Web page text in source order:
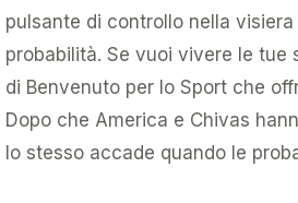
pulsante di controllo nella
probabilità. Se vuoi vivere le tue
di Benvenuto per lo Sport che
Dopo che America e Chivas
lo stesso accade quando le